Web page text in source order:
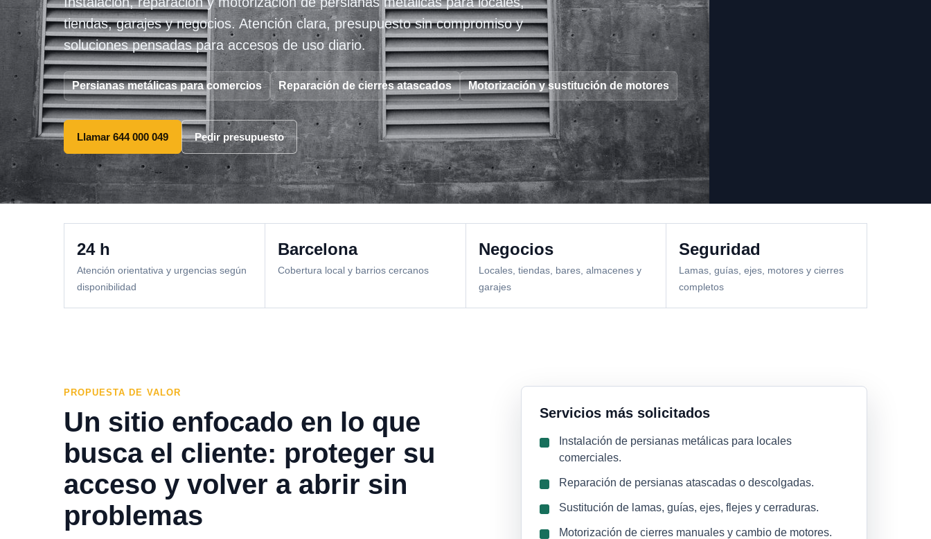
tiendas, garajes y negocios. Atención clara, presupuesto sin compromiso y
soluciones pensadas para accesos de uso diario.
Persianas metálicas para comercios Reparación de cierres atascados Motorización y sustitución de motores
Llamar 644 000 049 Pedir presupuesto
24 h
Atención orientativa y urgencias según
disponibilidad
Barcelona
Cobertura local y barrios cercanos
Negocios
Locales, tiendas, bares, almacenes y
garajes
Seguridad
Lamas, guías, ejes, motores y cierres
completos
PROPUESTA DE VALOR
Un sitio enfocado en lo que
busca el cliente: proteger su
acceso y volver a abrir sin
problemas
Servicios más solicitados
Instalación de persianas metálicas para locales
comerciales.
Reparación de persianas atascadas o descolgadas.
Sustitución de lamas, guías, ejes, flejes y cerraduras.
Motorización de cierres manuales y cambio de motores.